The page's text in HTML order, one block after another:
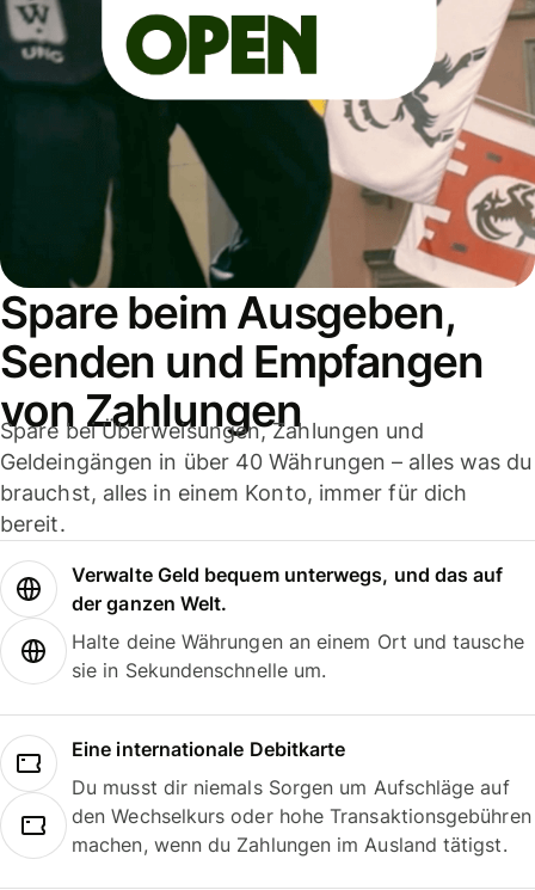
Spare beim Ausgeben,
Senden und Empfangen
von Zahlungen
Spare bei Überweisungen, Zahlungen und
Geldeingängen in über 40 Währungen – alles was du
brauchst, alles in einem Konto, immer für dich
bereit.
Verwalte Geld bequem unterwegs, und das auf
der ganzen Welt.
Halte deine Währungen an einem Ort und tausche
sie in Sekundenschnelle um.
Eine internationale Debitkarte
Du musst dir niemals Sorgen um Aufschläge auf
den Wechselkurs oder hohe Transaktionsgebühren
machen, wenn du Zahlungen im Ausland tätigst.